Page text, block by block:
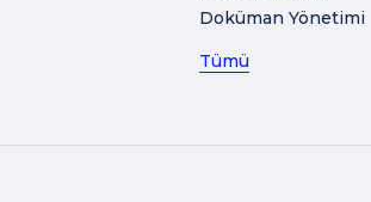
Doküman Yönetimi
Tümü